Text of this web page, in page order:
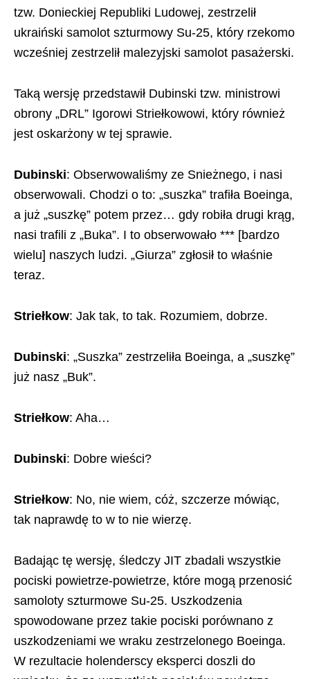
tzw. Donieckiej Republiki Ludowej, zestrzelił
ukraiński samolot szturmowy Su-25, który rzekomo
wcześniej zestrzelił malezyjski samolot pasażerski.
Taką wersję przedstawił Dubinski tzw. ministrowi
obrony „DRL” Igorowi Striełkowowi, który również
jest oskarżony w tej sprawie.
Dubinski: Obserwowaliśmy ze Snieżnego, i nasi
obserwowali. Chodzi o to: „suszka” trafiła Boeinga,
a już „suszkę” potem przez… gdy robiła drugi krąg,
nasi trafili z „Buka”. I to obserwowało *** [bardzo
wielu] naszych ludzi. „Giurza” zgłosił to właśnie
teraz.
Striełkow: Jak tak, to tak. Rozumiem, dobrze.
Dubinski: „Suszka” zestrzeliła Boeinga, a „suszkę”
już nasz „Buk”.
Striełkow: Aha…
Dubinski: Dobre wieści?
Striełkow: No, nie wiem, cóż, szczerze mówiąc,
tak naprawdę to w to nie wierzę.
Badając tę ​​wersję, śledczy JIT zbadali wszystkie
pociski powietrze-powietrze, które mogą przenosić
samoloty szturmowe Su-25. Uszkodzenia
spowodowane przez takie pociski porównano z
uszkodzeniami we wraku zestrzelonego Boeinga.
W rezultacie holenderscy eksperci doszli do